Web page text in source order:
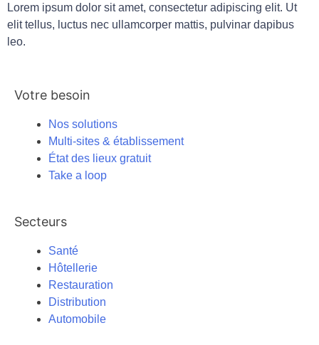
Lorem ipsum dolor sit amet, consectetur adipiscing elit. Ut
elit tellus, luctus nec ullamcorper mattis, pulvinar dapibus
leo.
Votre besoin
Nos solutions
Multi-sites & établissement
État des lieux gratuit
Take a loop
Secteurs
Santé
Hôtellerie
Restauration
Distribution
Automobile